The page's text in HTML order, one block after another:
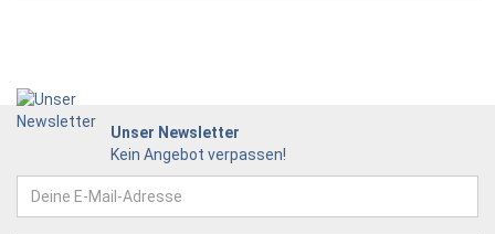
Unser Newsletter
Kein Angebot verpassen!